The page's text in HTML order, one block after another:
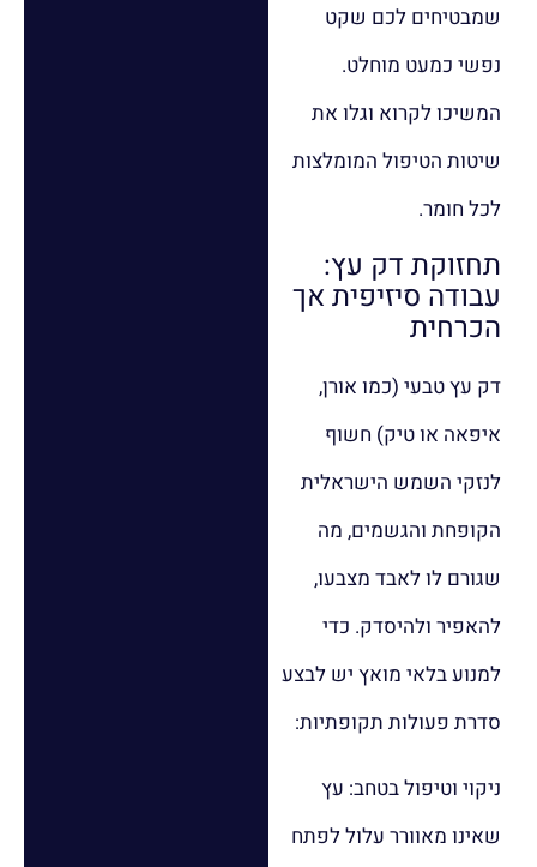
שמבטיחים לכם שקט
נפשי כמעט מוחלט.
המשיכו לקרוא וגלו את
שיטות הטיפול המומלצות
לכל חומר.
תחזוקת דק עץ:
עבודה סיזיפית אך
הכרחית
דק עץ טבעי (כמו אורן,
איפאה או טיק) חשוף
לנזקי השמש הישראלית
הקופחת והגשמים, מה
שגורם לו לאבד מצבעו,
להאפיר ולהיסדק. כדי
למנוע בלאי מואץ יש לבצע
סדרת פעולות תקופתיות:
ניקוי וטיפול בטחב: עץ
שאינו מאוורר עלול לפתח